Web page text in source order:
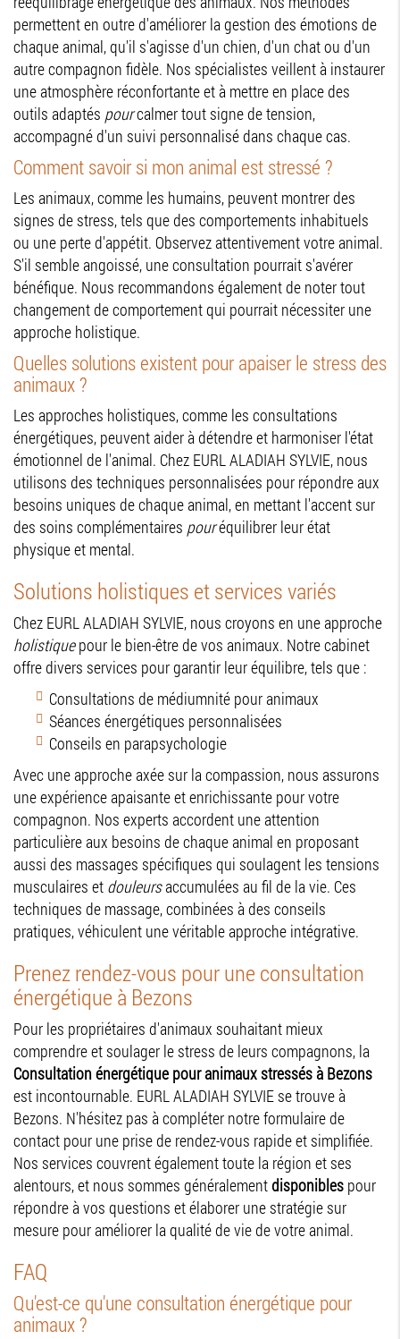
permettent en outre d'améliorer la gestion des émotions de
chaque animal, qu'il s'agisse d'un chien, d'un chat ou d'un
autre compagnon fidèle. Nos spécialistes veillent à instaurer
une atmosphère réconfortante et à mettre en place des
outils adaptés pourcalmer tout signe de tension,
accompagné d'un suivi personnalisé dans chaque cas.
Comment savoir si mon animal est stressé ?
Les animaux, comme les humains, peuvent montrer des
signes de stress, tels que des comportements inhabituels
ou une perte d'appétit. Observez attentivement votre animal.
S'il semble angoissé, une consultation pourrait s'avérer
bénéfique. Nous recommandons également de noter tout
changement de comportement qui pourrait nécessiter une
approche holistique.
Quelles solutions existent pour apaiser le stress des
animaux ?
Les approches holistiques, comme les consultations
énergétiques, peuvent aider à détendre et harmoniser l'état
émotionnel de l'animal. Chez EURL ALADIAH SYLVIE, nous
utilisons des techniques personnalisées pour répondre aux
besoins uniques de chaque animal, en mettant l'accent sur
des soins complémentaires pouréquilibrer leur état
physique et mental.
Solutions holistiques et services variés
Chez EURL ALADIAH SYLVIE, nous croyons en une approche
holistiquepour le bien-être de vos animaux. Notre cabinet
offre divers services pour garantir leur équilibre, tels que :
Consultations de médiumnité pour animaux
Séances énergétiques personnalisées
Conseils en parapsychologie
Avec une approche axée sur la compassion, nous assurons
une expérience apaisante et enrichissante pour votre
compagnon. Nos experts accordent une attention
particulière aux besoins de chaque animal en proposant
aussi des massages spécifiques qui soulagent les tensions
musculaires et douleursaccumulées au fil de la vie. Ces
techniques de massage, combinées à des conseils
pratiques, véhiculent une véritable approche intégrative.
Prenez rendez-vous pour une consultation
énergétique à Bezons
Pour les propriétaires d'animaux souhaitant mieux
comprendre et soulager le stress de leurs compagnons, la
Consultation énergétique pour animaux stressés à Bezons
est incontournable. EURL ALADIAH SYLVIE se trouve à
Bezons. N'hésitez pas à compléter notre formulaire de
contact pour une prise de rendez-vous rapide et simplifiée.
Nos services couvrent également toute la région et ses
alentours, et nous sommes généralementdisponibles pour
répondre à vos questions et élaborer une stratégie sur
mesure pour améliorer la qualité de vie de votre animal.
FAQ
Qu'est-ce qu'une consultation énergétique pour
animaux ?